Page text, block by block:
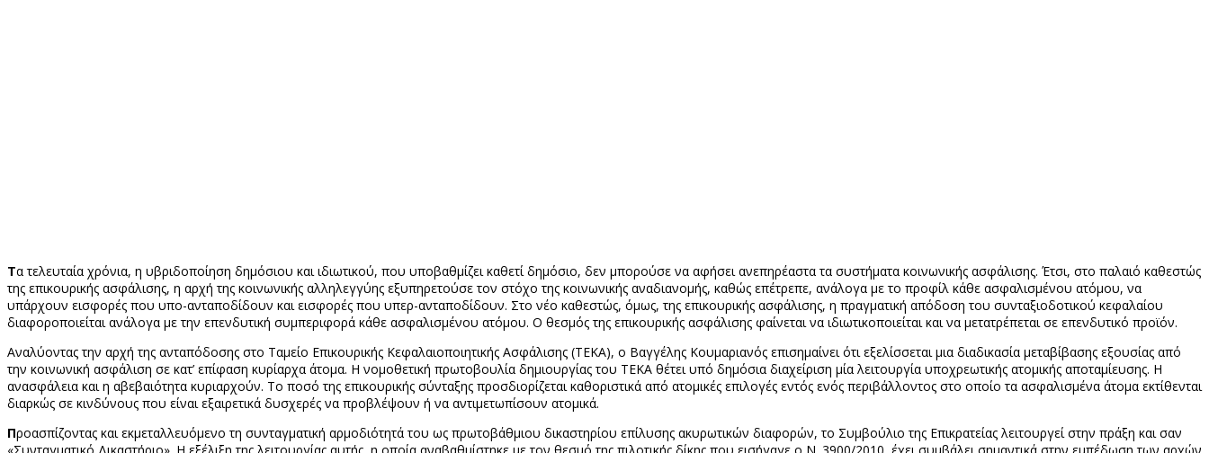
Τα τελευταία χρόνια, η υβριδοποίηση δημόσιου και ιδιωτικού, που υποβαθμίζει καθετί δημόσιο, δεν μπορούσε να αφήσει ανεπηρέαστα τα συστήματα κοινωνικής ασφάλισης. Έτσι, στο παλαιό καθεστώς
της επικουρικής ασφάλισης, η αρχή της κοινωνικής αλληλεγγύης εξυπηρετούσε τον στόχο της κοινωνικής αναδιανομής, καθώς επέτρεπε, ανάλογα με το προφίλ κάθε ασφαλισμένου ατόμου, να
υπάρχουν εισφορές που υπο-ανταποδίδουν και εισφορές που υπερ-ανταποδίδουν. Στο νέο καθεστώς, όμως, της επικουρικής ασφάλισης, η πραγματική απόδοση του συνταξιοδοτικού κεφαλαίου
διαφοροποιείται ανάλογα με την επενδυτική συμπεριφορά κάθε ασφαλισμένου ατόμου. Ο θεσμός της επικουρικής ασφάλισης φαίνεται να ιδιωτικοποιείται και να μετατρέπεται σε επενδυτικό προϊόν.
Αναλύοντας την αρχή της ανταπόδοσης στο Ταμείο Επικουρικής Κεφαλαιοποιητικής Ασφάλισης (ΤΕΚΑ), ο Βαγγέλης Κουμαριανός επισημαίνει ότι εξελίσσεται μια διαδικασία μεταβίβασης εξουσίας από
την κοινωνική ασφάλιση σε κατ’ επίφαση κυρίαρχα άτομα. Η νομοθετική πρωτοβουλία δημιουργίας του ΤΕΚΑ θέτει υπό δημόσια διαχείριση μία λειτουργία υποχρεωτικής ατομικής αποταμίευσης. Η
ανασφάλεια και η αβεβαιότητα κυριαρχούν. Το ποσό της επικουρικής σύνταξης προσδιορίζεται καθοριστικά από ατομικές επιλογές εντός ενός περιβάλλοντος στο οποίο τα ασφαλισμένα άτομα εκτίθενται
διαρκώς σε κινδύνους που είναι εξαιρετικά δυσχερές να προβλέψουν ή να αντιμετωπίσουν ατομικά.
Προασπίζοντας και εκμεταλλευόμενο τη συνταγματική αρμοδιότητά του ως πρωτοβάθμιου δικαστηρίου επίλυσης ακυρωτικών διαφορών, το Συμβούλιο της Επικρατείας λειτουργεί στην πράξη και σαν